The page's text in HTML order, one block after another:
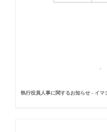
執行役員人事に関するお知らせ - イ